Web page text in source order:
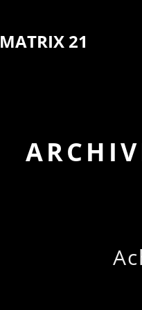
MATRIX 21